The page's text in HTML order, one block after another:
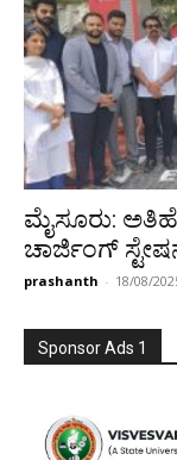
ಮೈಸೂರು:
ಚಾರ್ಜಿಂಗ್‌
prashanth - 18/08/
Sponsor Ads 1